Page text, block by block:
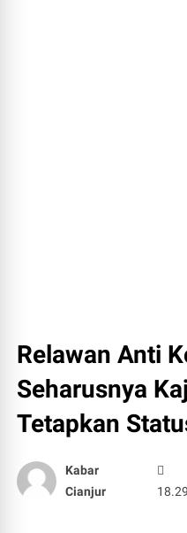
Relawan Anti
Seharusnya
Tetapkan
Kabar
Cianjur